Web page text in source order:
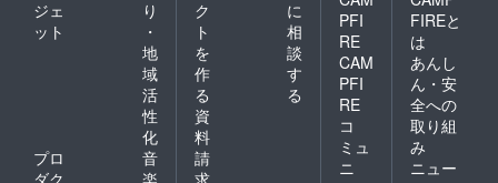
ジェ
ット
り
・
地
域
活
性
化
プロ
音
ク
ト
を
作
る
に
相
談
す
る
資
料
請
PFI
RE
CAM
PFI
RE
コ
ミュ
ニ
FIREと
は
あんし
ん・安
全への
取り組
み
ニュー